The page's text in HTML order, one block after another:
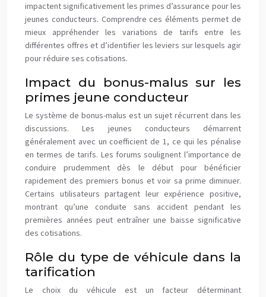
impactent significativement les primes d’assurance pour les
jeunes conducteurs. Comprendre ces éléments permet de
mieux appréhender les variations de tarifs entre les
différentes offres et d’identifier les leviers sur lesquels agir
pour réduire ses cotisations.
Impact du bonus-malus sur les
primes jeune conducteur
Le système de bonus-malus est un sujet récurrent dans les
discussions. Les jeunes conducteurs démarrent
généralement avec un coefficient de 1, ce qui les pénalise
en termes de tarifs. Les forums soulignent l’importance de
conduire prudemment dès le début pour bénéficier
rapidement des premiers bonus et voir sa prime diminuer.
Certains utilisateurs partagent leur expérience positive,
montrant qu’une conduite sans accident pendant les
premières années peut entraîner une baisse significative
des cotisations.
Rôle du type de véhicule dans la
tarification
Le choix du véhicule est un facteur déterminant